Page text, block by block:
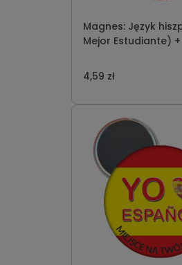
Magnes: Język
Mejor Estudiante)
4,59 zł